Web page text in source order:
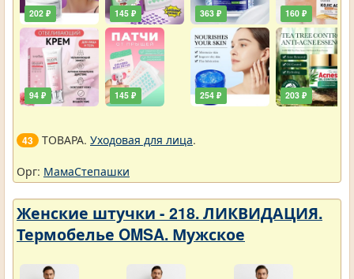
202 ₽
94 ₽
145 ₽
145 ₽
363 ₽
254 ₽
160 ₽
203 ₽
43 ТОВАРА. Уходовая для лица.
Орг: МамаСтепашки
Женские штучки - 218. ЛИКВИДАЦИЯ.
Термобелье OMSA. Мужское